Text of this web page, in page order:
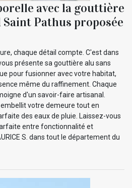
avec la gouttière
Pathus proposée
chaque détail compte. C'est dans
présente sa gouttière alu sans
pour fusionner avec votre habitat,
même du raffinement. Chaque
d'un savoir-faire artisanal.
votre demeure tout en
des eaux de pluie. Laissez-vous
entre fonctionnalité et
S. dans tout le département du